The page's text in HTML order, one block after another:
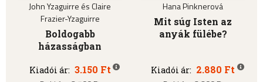
John Yzaguirre és Claire
Frazier-Yzaguirre
Boldogabb
házasságban
Kiadói ár: 3.150 Ft
Hana Pinknerová
Mit súg Isten az
anyák fülébe?
Kiadói ár: 2.880 Ft